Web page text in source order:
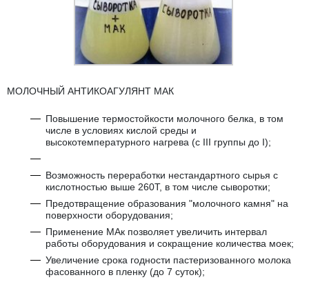
МОЛОЧНЫЙ АНТИКОАГУЛЯНТ МАК
Повышение термостойкости молочного белка, в том
числе в условиях кислой среды и
высокотемпературного нагрева (с III группы до I);
Возможность переработки нестандартного сырья с
кислотностью выше 260Т, в том числе сыворотки;
Предотвращение образования "молочного камня" на
поверхности оборудования;
Применение МАк позволяет увеличить интервал
работы оборудования и сокращение количества моек;
Увеличение срока годности пастеризованного молока
фасованного в пленку (до 7 суток);